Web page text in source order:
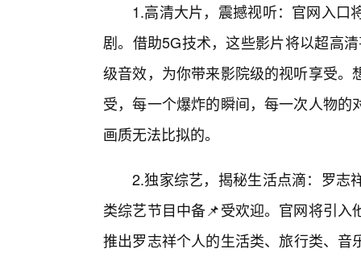
1.高清大片，震撼视听：官网入口
剧。借助5G技术，这些影片将以超高
级音效，为你带来影院级的视听享受
受，每一个爆炸的瞬间，每一次人物
画质无法比拟的。
2.独家综艺，揭秘生活点滴：罗志
类综艺节目中备📌受欢迎。官网将引
推出罗志祥个人的生活类、旅行类、